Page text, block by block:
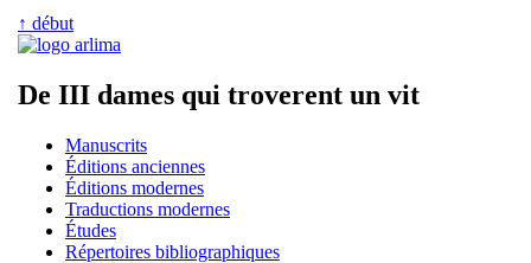
↑ début
De III dames qui troverent un vit
Manuscrits
Éditions anciennes
Éditions modernes
Traductions modernes
Études
Répertoires bibliographiques